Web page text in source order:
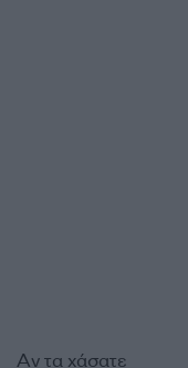
Αν τα χάσατε